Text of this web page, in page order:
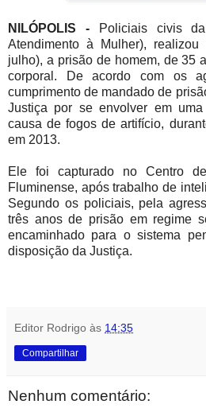
NILÓPOLIS -
Policiais civis
Atendimento à Mulher),
julho), a prisão de homem, de 35
corporal. De acordo com os
cumprimento de mandado de
Justiça por se envolver em
causa de fogos de artifício,
em 2013.
Ele foi capturado no Centro
Fluminense, após trabalho de
Segundo os policiais, pela
três anos de prisão em regime
encaminhado para o sistema
disposição da Justiça.
Editor Rodrigo às 14:35
Compartilhar
Nenhum comentário: